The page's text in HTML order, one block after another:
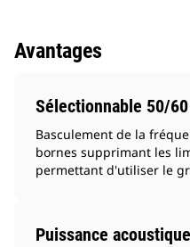
Avantages
Sélectionnable 50/
Basculement de la
bornes supprimant les
permettant d'utiliser le
Puissance